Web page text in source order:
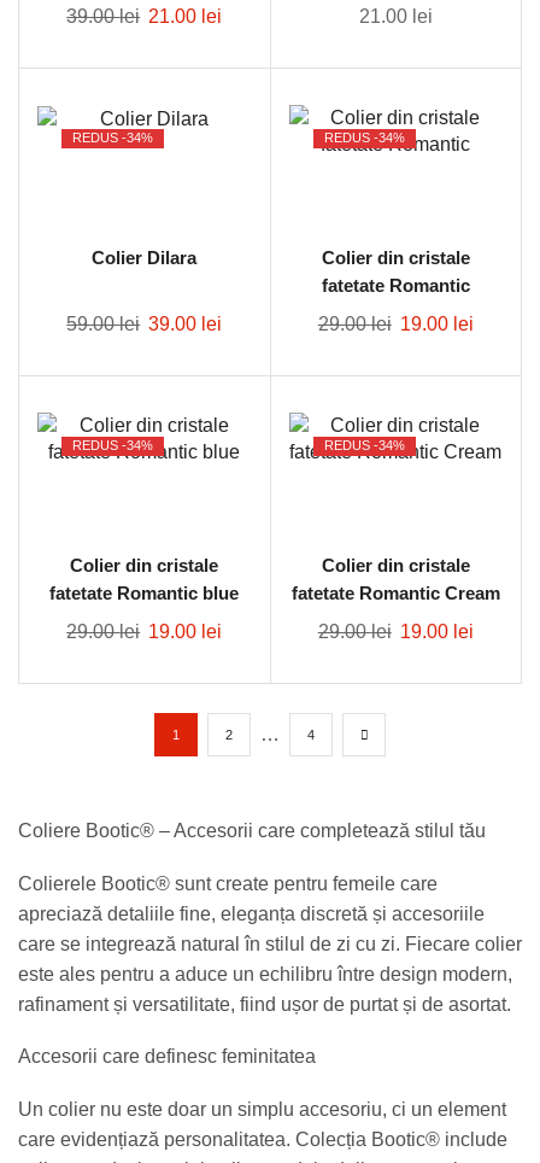
39.00lei 21.00 lei 21.00 lei
REDUS -34%
Colier Dilara
59.00lei 39.00 lei
REDUS -34%
Colier din cristale
fatetate Romantic
29.00lei 19.00 lei
REDUS -34%
Colier din cristale
fatetate Romantic blue
29.00lei 19.00 lei
REDUS -34%
Colier din cristale
fatetate Romantic Cream
29.00lei 19.00 lei
1 2 … 4
Coliere Bootic® – Accesorii care completează stilul tău
Colierele Bootic® sunt create pentru femeile care
apreciază detaliile fine, eleganța discretă și accesoriile
care se integrează natural în stilul de zi cu zi. Fiecare colier
este ales pentru a aduce un echilibru între design modern,
rafinament și versatilitate, fiind ușor de purtat și de asortat.
Accesorii care definesc feminitatea
Un colier nu este doar un simplu accesoriu, ci un element
care evidențiază personalitatea. Colecția Bootic® include